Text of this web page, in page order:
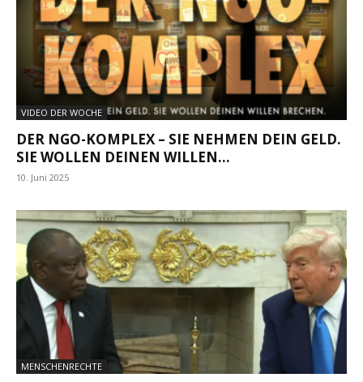
VIDEO DER WOCHE
DER NGO-KOMPLEX – SIE NEHMEN DEIN GELD.
SIE WOLLEN DEINEN WILLEN...
10. Juni 2025
MENSCHENRECHTE